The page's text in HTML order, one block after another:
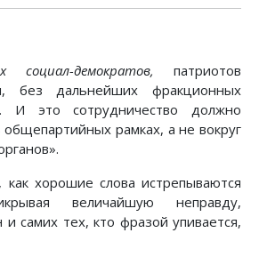
социал-демократов, патриотов
без дальнейших фракционных
И это сотрудничество должно
общепартийных рамках, а не вокруг
как хорошие слова истрепываются
величайшую неправду,
самих тех, кто фразой упивается,